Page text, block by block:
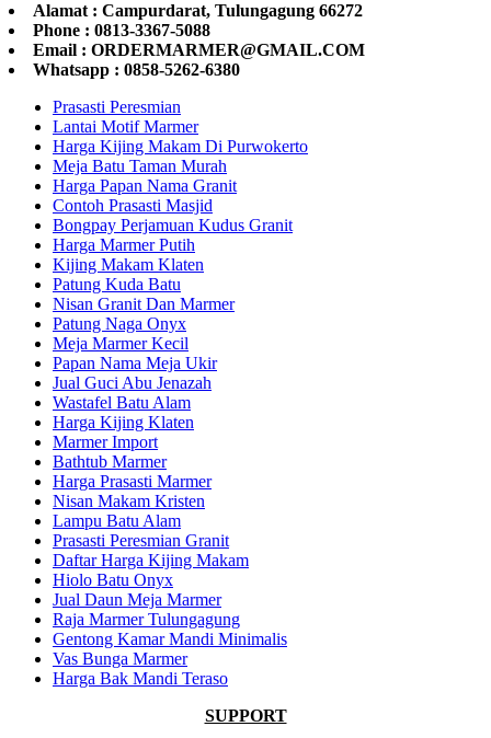
Alamat : Campurdarat, Tulungagung 66272
Phone : 0813-3367-5088
Email : ORDERMARMER@GMAIL.COM
Whatsapp : 0858-5262-6380
Prasasti Peresmian
Lantai Motif Marmer
Harga Kijing Makam Di Purwokerto
Meja Batu Taman Murah
Harga Papan Nama Granit
Contoh Prasasti Masjid
Bongpay Perjamuan Kudus Granit
Harga Marmer Putih
Kijing Makam Klaten
Patung Kuda Batu
Nisan Granit Dan Marmer
Patung Naga Onyx
Meja Marmer Kecil
Papan Nama Meja Ukir
Jual Guci Abu Jenazah
Wastafel Batu Alam
Harga Kijing Klaten
Marmer Import
Bathtub Marmer
Harga Prasasti Marmer
Nisan Makam Kristen
Lampu Batu Alam
Prasasti Peresmian Granit
Daftar Harga Kijing Makam
Hiolo Batu Onyx
Jual Daun Meja Marmer
Raja Marmer Tulungagung
Gentong Kamar Mandi Minimalis
Vas Bunga Marmer
Harga Bak Mandi Teraso
SUPPORT